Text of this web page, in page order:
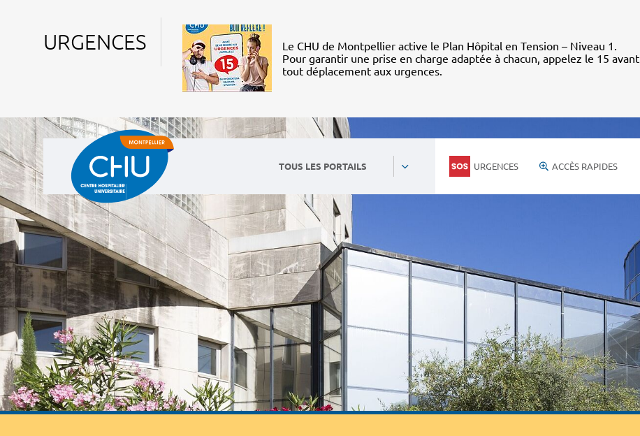
URGENCES
Le CHU de Montpellier active le Plan Hôpital en Tension – Niveau 1.
Pour garantir une prise en charge adaptée à chacun, appelez le 15 avant
tout déplacement aux urgences.
TOUS LES PORTAILS URGENCES ACCÈS RAPIDES